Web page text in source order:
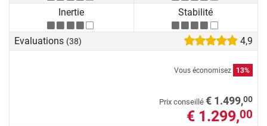
Inertie Stabilité
Evaluations (38) 4,9
Vous économisez 13%
Prix conseillé € 1.499,00
€ 1.299,00